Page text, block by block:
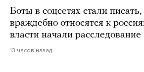
Боты в соцсетях стали
враждебно относятся к
власти начали расследование
13 часов назад